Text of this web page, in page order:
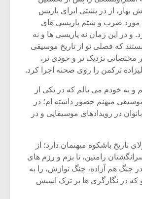
بهار، از در پشتی اپرای پاریس
مورد ضرب و شتم پاریسی های
و در این زمان نه پاریسی ها و نه
که فصلی نو از تاریخ موسیقی
مختصاتی نزدیک تر و خودی تر،
ترکمن را روی صحنه اجرا کرد.
و به خودم می بالم که در یکی از
میهنم حضور داشته ام؛ در
در رویدادهای موسیقایی و در
تاریخ باشکوه میهنمان دارد؛ از
رامتین، تا بزم و رزم های
جنگ هم آزاده، چنگ نوازش، را به
که در نگارگری ها بر ترک اسبش